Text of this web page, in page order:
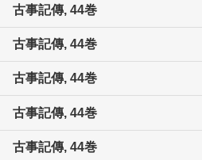
古事記傳, 44巻
古事記傳, 44巻
古事記傳, 44巻
古事記傳, 44巻
古事記傳, 44巻